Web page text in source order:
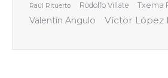
Raúl Rituerto Rodolfo Villate Txema
Valentín Angulo Víctor López